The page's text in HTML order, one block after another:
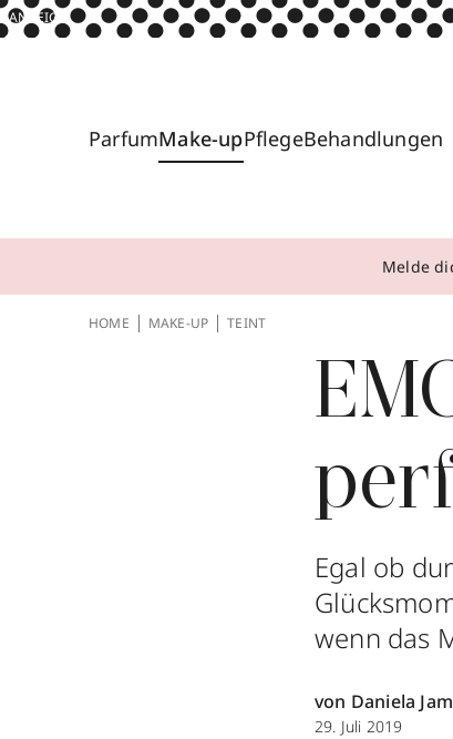
ANZEIGE
ParfumMake-upPflegeBehandlungen
Melde
HOME MAKE-UP TEINT
Egal ob
wenn das
von Daniela
29. Juli 2019